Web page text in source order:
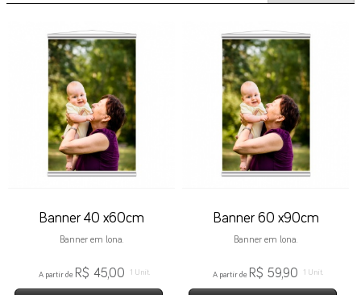
Banner 40 x60cm
Banner em lona.
A partir de R$ 45,00 1 Unit.
Banner 60 x90cm
Banner em lona.
A partir de R$ 59,90 1 Unit.